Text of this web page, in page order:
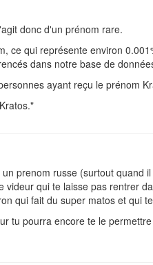
donc d'un prénom rare.
qui représente environ
dans notre base de
ayant reçu le prénom
prenom russe (surtout quand
qui te laisse pas rentrer
qui fait du super matos et qui
tu pourra encore te le